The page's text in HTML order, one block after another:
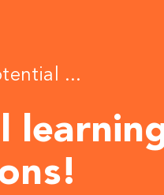
...